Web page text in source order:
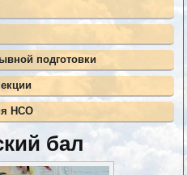
подготовки
НСО
бал